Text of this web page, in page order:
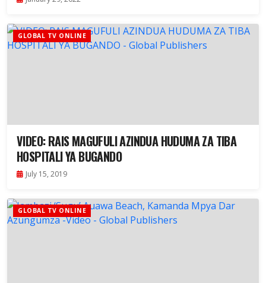
GLOBAL TV ONLINE
VIDEO: RAIS MAGUFULI AZINDUA HUDUMA ZA TIBA
HOSPITALI YA BUGANDO
July 15, 2019
GLOBAL TV ONLINE